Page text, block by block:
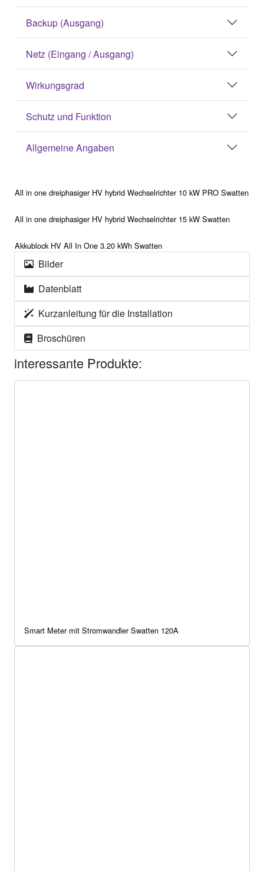
Backup (Ausgang)
Netz (Eingang / Ausgang)
Wirkungsgrad
Schutz und Funktion
Allgemeine Angaben
All in one dreiphasiger HV hybrid Wechselrichter 10 kW PRO Swatten
All in one dreiphasiger HV hybrid Wechselrichter 15 kW Swatten
Akkublock HV All In One 3.20 kWh Swatten
Bilder
Datenblatt
Kurzanleitung für die Installation
Broschüren
interessante Produkte:
Smart Meter mit Stromwandler Swatten 120A